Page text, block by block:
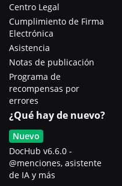
Centro Legal
Cumplimiento de Firma
Electrónica
Asistencia
Notas de publicación
Programa de
recompensas por
errores
¿Qué hay de nuevo?
Nuevo
DocHub v6.6.0 -
@menciones, asistente
de IA y más